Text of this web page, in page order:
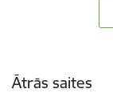
Ātrās saites